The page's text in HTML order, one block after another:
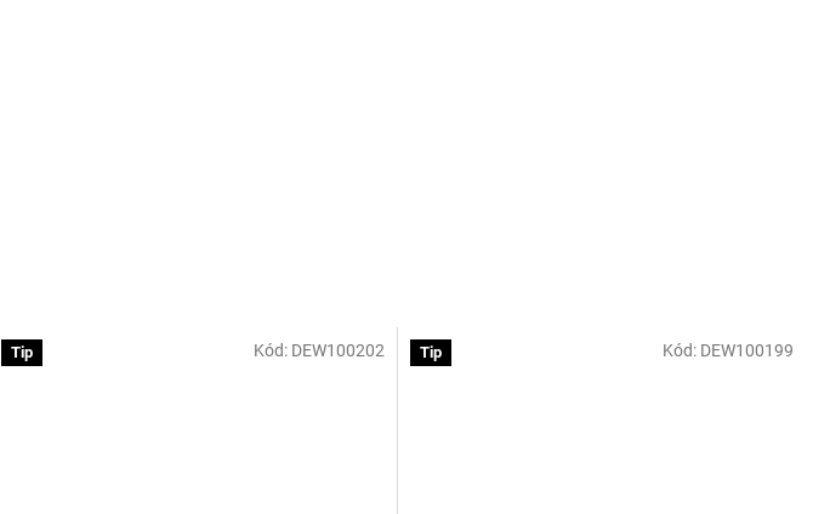
Tip Kód: DEW100202 Tip Kód: DEW100199